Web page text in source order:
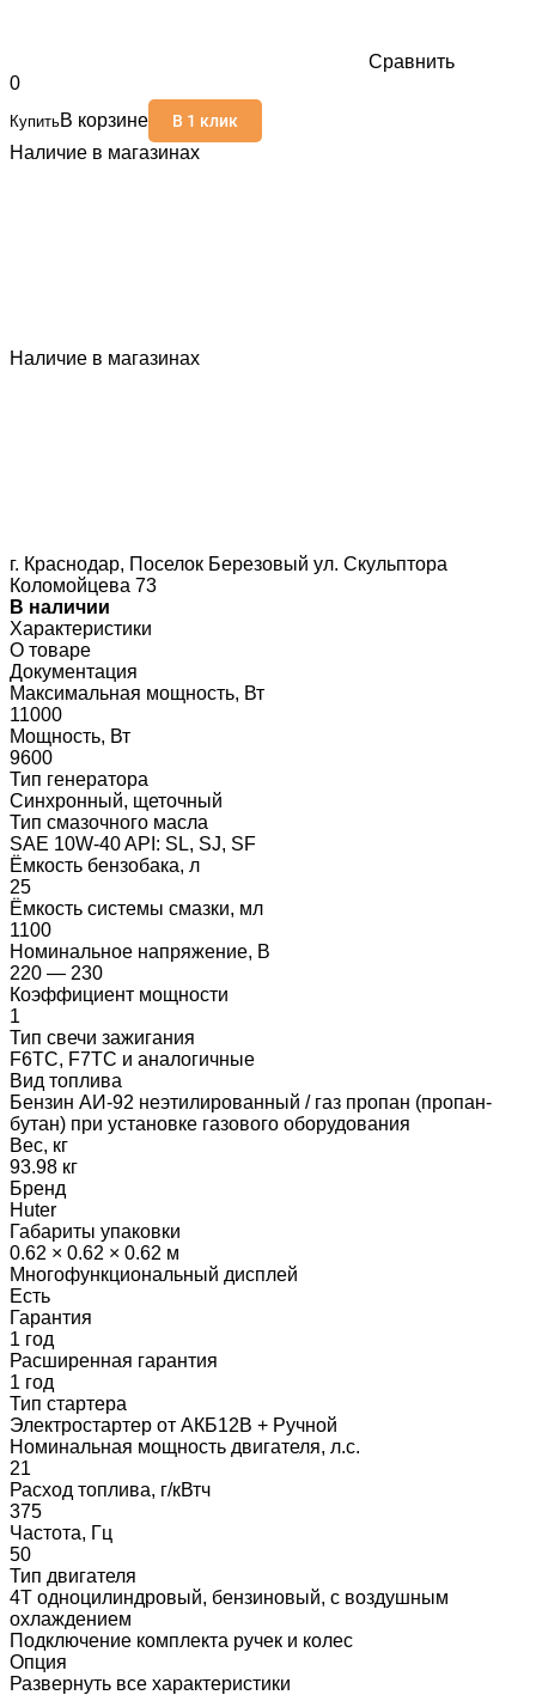
Сравнить
0
КупитьВ корзине В 1 клик
Наличие в магазинах
Наличие в магазинах
г. Краснодар, Поселок Березовый ул. Скульптора
Коломойцева 73
В наличии
Характеристики
О товаре
Документация
Максимальная мощность, Вт
11000
Мощность, Вт
9600
Тип генератора
Синхронный, щеточный
Тип смазочного масла
SAE 10W-40 API: SL, SJ, SF
Ёмкость бензобака, л
25
Ёмкость системы смазки, мл
1100
Номинальное напряжение, В
220 — 230
Коэффициент мощности
1
Тип свечи зажигания
F6TC, F7TC и аналогичные
Вид топлива
Бензин АИ-92 неэтилированный / газ пропан (пропан-
бутан) при установке газового оборудования
Вес, кг
93.98 кг
Бренд
Huter
Габариты упаковки
0.62 × 0.62 × 0.62 м
Многофункциональный дисплей
Есть
Гарантия
1 год
Расширенная гарантия
1 год
Тип стартера
Электростартер от АКБ12В + Ручной
Номинальная мощность двигателя, л.с.
21
Расход топлива, г/кВтч
375
Частота, Гц
50
Тип двигателя
4Т одноцилиндровый, бензиновый, с воздушным
охлаждением
Подключение комплекта ручек и колес
Опция
Развернуть все характеристики